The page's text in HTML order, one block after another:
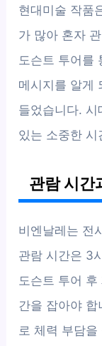
현대미술 작품
가 많아 혼자
도슨트 투어를
메시지를 알게
들었습니다.
있는 소중한 시
관람 시간
비엔날레는 전
관람 시간은 3
도슨트 투어
간을 잡아야 합
로 체력 부담